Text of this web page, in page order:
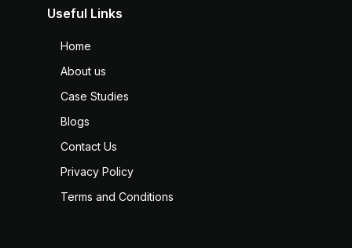
Useful Links
Home
About us
Case Studies
Blogs
Contact Us
Privacy Policy
Terms and Conditions